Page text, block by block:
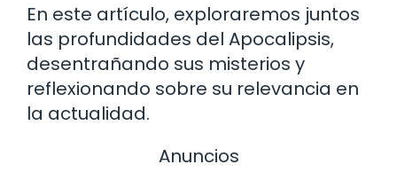
En este artículo, exploraremos juntos
las profundidades del Apocalipsis,
desentrañando sus misterios y
reflexionando sobre su relevancia en
la actualidad.
Anuncios